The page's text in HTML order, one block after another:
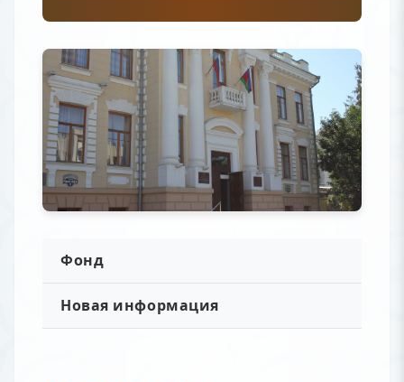
Фонд
Новая информация